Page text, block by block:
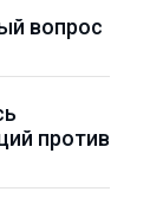
вопрос
против